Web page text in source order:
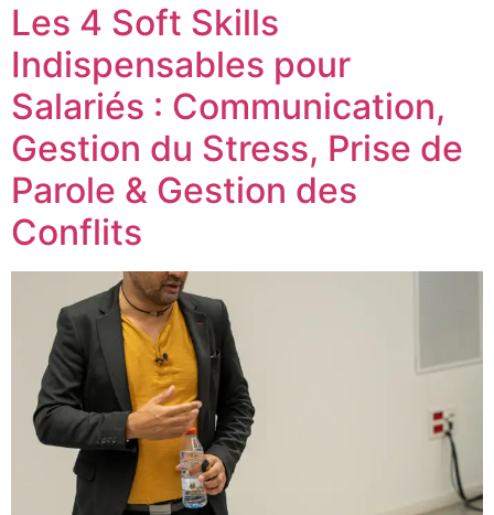
Les 4 Soft Skills
Indispensables pour
Salariés : Communication,
Gestion du Stress, Prise de
Parole & Gestion des
Conflits